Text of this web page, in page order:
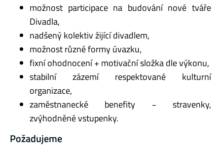
možnost participace na budování nové tváře
Divadla,
nadšený kolektiv žijící divadlem,
možnost různé formy úvazku,
fixní ohodnocení + motivační složka dle výkonu,
stabilní zázemí respektované kulturní
organizace,
zaměstnanecké benefity ‒ stravenky,
zvýhodněné vstupenky.
Požadujeme